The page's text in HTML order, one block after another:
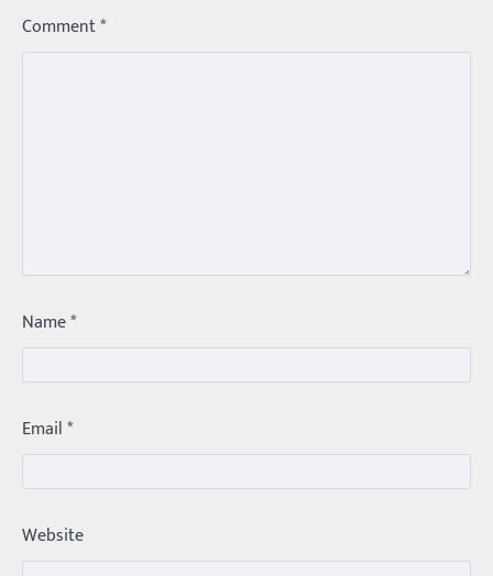
Comment*
Name*
Email*
Website
3
Balachander 22/05/2026
భారత ఆటోమొబైల్ చరిత్రలో మధ్యతరగతి కుటుంబాల
Balachander 15/04/2026